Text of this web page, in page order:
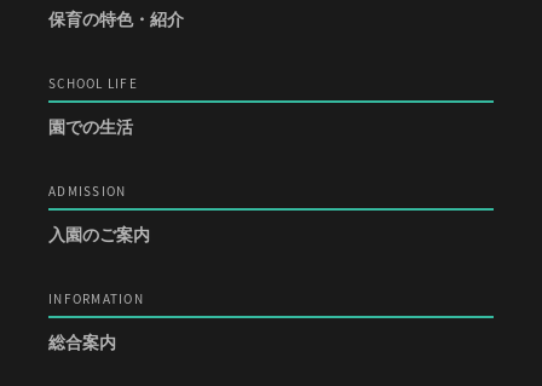
保育の特色・紹介
SCHOOL LIFE
園での生活
ADMISSION
入園のご案内
INFORMATION
総合案内